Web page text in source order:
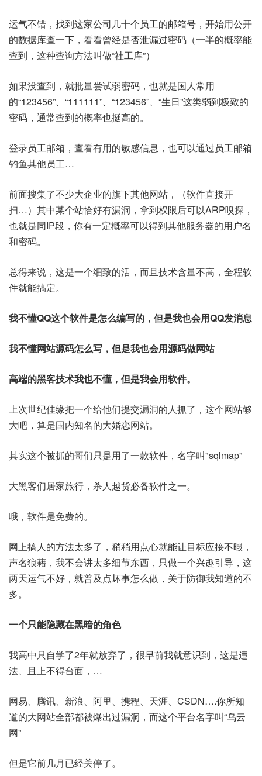
运气不错，找到这家公司几十个员工的邮箱号，开始用公开
的数据库查一下，看看曾经是否泄漏过密码（一半的概率能
查到，这种查询方法叫做“社工库”）
如果没查到，就批量尝试弱密码，也就是国人常用
的“123456”、“111111”、“123456”、“生日”这类弱到极致的
密码，通常查到的概率也挺高的。
登录员工邮箱，查看有用的敏感信息，也可以通过员工邮箱
钓鱼其他员工…
前面搜集了不少大企业的旗下其他网站，（软件直接开
扫…）其中某个站恰好有漏洞，拿到权限后可以ARP嗅探，
也就是同IP段，你有一定概率可以得到其他服务器的用户名
和密码。
总得来说，这是一个细致的活，而且技术含量不高，全程软
件就能搞定。
我不懂QQ这个软件是怎么编写的，但是我也会用QQ发消息
我不懂网站源码怎么写，但是我也会用源码做网站
高端的黑客技术我也不懂，但是我会用软件。
上次世纪佳缘把一个给他们提交漏洞的人抓了，这个网站够
大吧，算是国内知名的大婚恋网站。
其实这个被抓的哥们只是用了一款软件，名字叫"sqlmap"
大黑客们居家旅行，杀人越货必备软件之一。
哦，软件是免费的。
网上搞人的方法太多了，稍稍用点心就能让目标应接不暇，
声名狼藉，我不会讲太多细节东西，只做一个兴趣引导，这
两天运气不好，就普及点坏事怎么做，关于防御我知道的不
多。
一个只能隐藏在黑暗的角色
我高中只自学了2年就放弃了，很早前我就意识到，这是违
法、且上不得台面，…
网易、腾讯、新浪、阿里、携程、天涯、CSDN….你所知
道的大网站全部都被爆出过漏洞，而这个平台名字叫“乌云
网”
但是它前几月已经关停了。